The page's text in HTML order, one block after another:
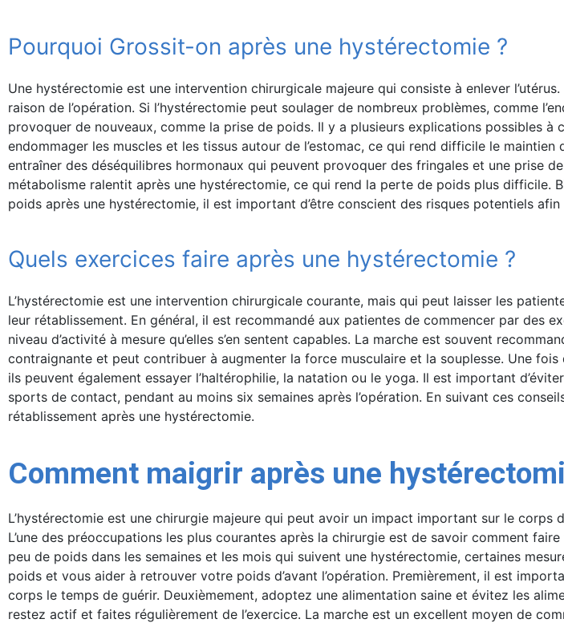
Pourquoi Grossit-on après une hystérectomie ?
Une hystérectomie est une intervention chirurgicale majeure qui consiste à enlever
raison de l’opération. Si l’hystérectomie peut soulager de nombreux problèmes, comme
provoquer de nouveaux, comme la prise de poids. Il y a plusieurs explications possibles à
endommager les muscles et les tissus autour de l’estomac, ce qui rend difficile le maintien
entraîner des déséquilibres hormonaux qui peuvent provoquer des fringales et une prise
métabolisme ralentit après une hystérectomie, ce qui rend la perte de poids plus difficile.
poids après une hystérectomie, il est important d’être conscient des risques potentiels
Quels exercices faire après une hystérectomie ?
L’hystérectomie est une intervention chirurgicale courante, mais qui peut laisser les
leur rétablissement. En général, il est recommandé aux patientes de commencer par des
niveau d’activité à mesure qu’elles s’en sentent capables. La marche est souvent
contraignante et peut contribuer à augmenter la force musculaire et la souplesse. Une
ils peuvent également essayer l’haltérophilie, la natation ou le yoga. Il est important
sports de contact, pendant au moins six semaines après l’opération. En suivant ces
rétablissement après une hystérectomie.
Comment maigrir après une
L’hystérectomie est une chirurgie majeure qui peut avoir un impact important sur le corps
L’une des préoccupations les plus courantes après la chirurgie est de savoir comment
peu de poids dans les semaines et les mois qui suivent une hystérectomie, certaines
poids et vous aider à retrouver votre poids d’avant l’opération. Premièrement, il est
corps le temps de guérir. Deuxièmement, adoptez une alimentation saine et évitez les
restez actif et faites régulièrement de l’exercice. La marche est un excellent moyen de